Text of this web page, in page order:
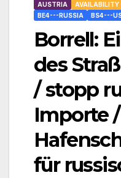
AUSTRIA
AVAILABILITY
BE4---RUSSIA
BS4---
Borrell:
des
/ stopp
Importe
für